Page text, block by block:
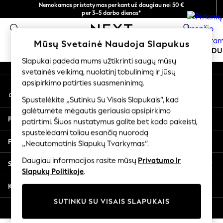
Nemokamas pristatymas perkant už daugiau nei 50 €
per 3–5 darbo dienas*
Dabar galite apsipirkti lietuvių kalba!
0
MOKYKLINĖ APRANGA ŠVENTINĖ
SCHOOLWEAR
All Boys Schoolwear
Shoes
Trousers
Shorts
Shirts
Polo Shirts
Sweatshirts & Jumpers
Coats & Jackets
Underwear
Multipacks
All Boys Sport & Swimwear
An error occurred on client
Mūsų socialiniai tinklai
Mano paskyra
Prisijunkite prie savo paskyros
Pagalba
Privatumas ir teisinė informacija
Skyriai
Kitos paslaugos
Mūsų Svetainė Naudoja Slapukus
Slapukai padeda mums užtikrinti saugų mūsų
svetainės veikimą, nuolatinį tobulinimą ir jūsų
apsipirkimo patirties suasmeninimą.
Spustelėkite „Sutinku Su Visais Slapukais“, kad
galėtumėte mėgautis geriausia apsipirkimo
patirtimi. Šiuos nustatymus galite bet kada pakeisti,
spustelėdami toliau esančią nuorodą
„Neautomatinis Slapukų Tvarkymas“.
Daugiau informacijos rasite mūsų Privatumo Ir
Slapukų Politikoje.
SUTINKU SU VISAIS SLAPUKAIS